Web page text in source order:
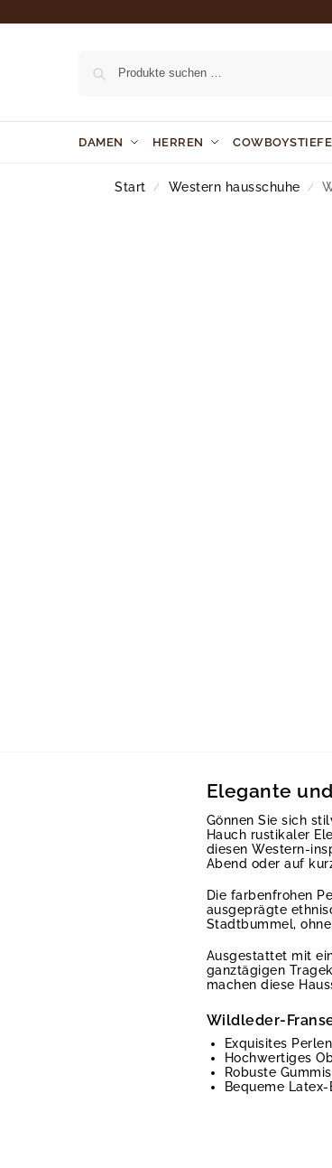
DAMEN HERREN
Start / Western hausschuhe /
Elegante
Gönnen Sie sich
Hauch rustikaler
diesen Western-
Abend oder auf
Die farbenfrohen
ausgeprägte
Stadtbummel,
Ausgestattet mit
ganztägigen
machen diese
Wildleder-
Exquisites
Hochwertiges
Robuste
Bequeme